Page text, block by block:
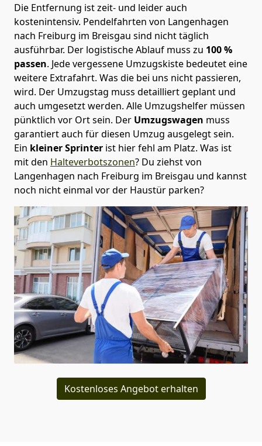
Die Entfernung ist zeit- und leider auch
kostenintensiv. Pendelfahrten von Langenhagen
nach Freiburg im Breisgau sind nicht täglich
ausführbar. Der logistische Ablauf muss zu 100 %
passen. Jede vergessene Umzugskiste bedeutet eine
weitere Extrafahrt. Was die bei uns nicht passieren,
wird. Der Umzugstag muss detailliert geplant und
auch umgesetzt werden. Alle Umzugshelfer müssen
pünktlich vor Ort sein. Der Umzugswagen muss
garantiert auch für diesen Umzug ausgelegt sein.
Ein kleiner Sprinter ist hier fehl am Platz. Was ist
mit den Halteverbotszonen? Du ziehst von
Langenhagen nach Freiburg im Breisgau und kannst
noch nicht einmal vor der Haustür parken?
Kostenloses Angebot erhalten